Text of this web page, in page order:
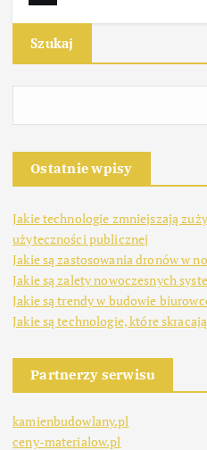
Szukaj
Ostatnie wpisy
Jakie technologie zmniejszają
użyteczności publicznej
Jakie są zastosowania dronów w
Jakie są zalety nowoczesnych
Jakie są trendy w budowie
Jakie są technologie, które
Partnerzy serwisu
kamienbudowlany.pl
ceny-materialow.pl